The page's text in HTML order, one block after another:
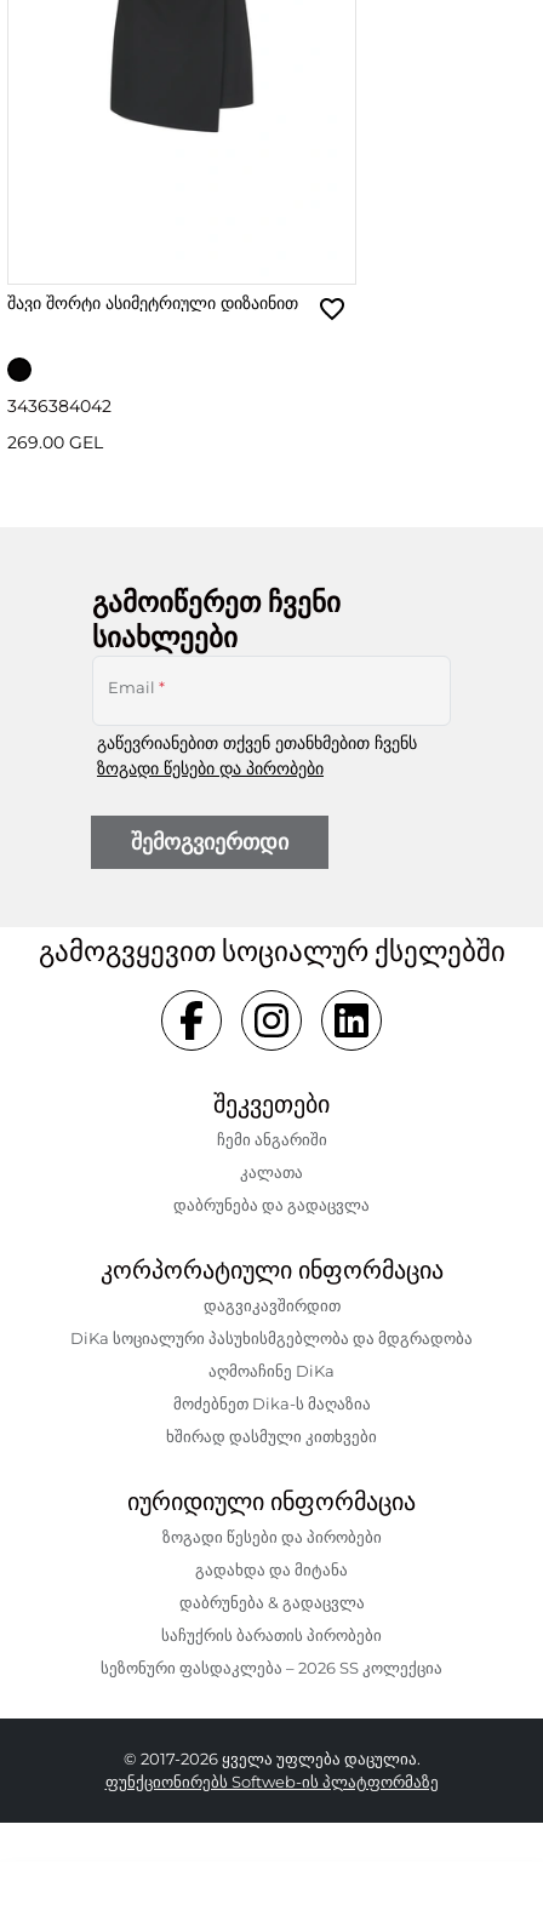
შავი შორტი ასიმეტრიული დიზაინით
3436384042
269.00 GEL
გამოიწერეთ ჩვენი
სიახლეები
Email *
გაწევრიანებით თქვენ ეთანხმებით ჩვენს
ზოგადი წესები და პირობები
შემოგვიერთდი
გამოგვყევით სოციალურ ქსელებში
შეკვეთები
ჩემი ანგარიში
კალათა
დაბრუნება და გადაცვლა
კორპორატიული ინფორმაცია
დაგვიკავშირდით
DiKa სოციალური პასუხისმგებლობა და მდგრადობა
აღმოაჩინე DiKa
მოძებნეთ Dika-ს მაღაზია
ხშირად დასმული კითხვები
იურიდიული ინფორმაცია
ზოგადი წესები და პირობები
გადახდა და მიტანა
დაბრუნება & გადაცვლა
საჩუქრის ბარათის პირობები
სეზონური ფასდაკლება – 2026 SS კოლექცია
© 2017-2026 ყველა უფლება დაცულია.
ფუნქციონირებს Softweb-ის პლატფორმაზე